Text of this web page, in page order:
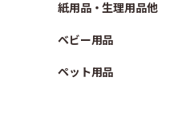
紙用品・生理用品他
ベビー用品
ペット用品